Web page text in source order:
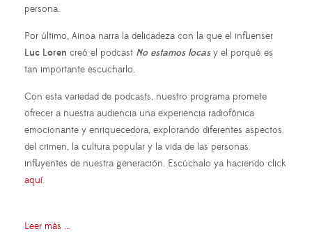
persona.
Por último, Ainoa narra la delicadeza con la que el influenser
Luc Loren creó el podcast No estamos locasy el porqué es
tan importante escucharlo.
Con esta variedad de podcasts, nuestro programa promete
ofrecer a nuestra audiencia una experiencia radiofónica
emocionante y enriquecedora, explorando diferentes aspectos
del crimen, la cultura popular y la vida de las personas
influyentes de nuestra generación. Escúchalo ya haciendo click
aquí.
Leer más ...